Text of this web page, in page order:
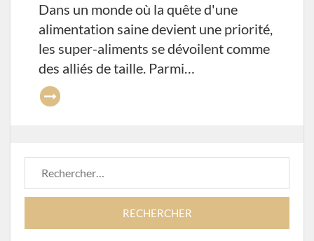
Dans un monde où la quête d'une
alimentation saine devient une priorité,
les super-aliments se dévoilent comme
des alliés de taille. Parmi…